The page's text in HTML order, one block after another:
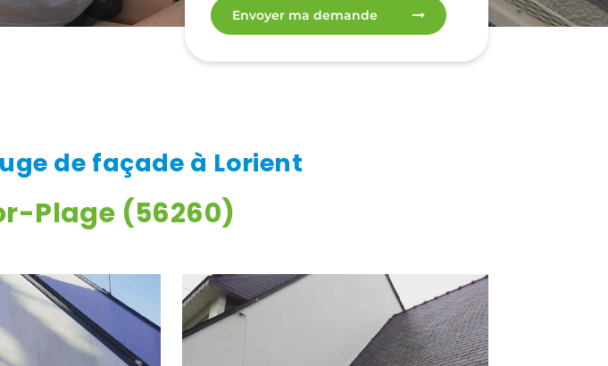
de façade à Lorient
Plage (56260)
Envoyer ma demande